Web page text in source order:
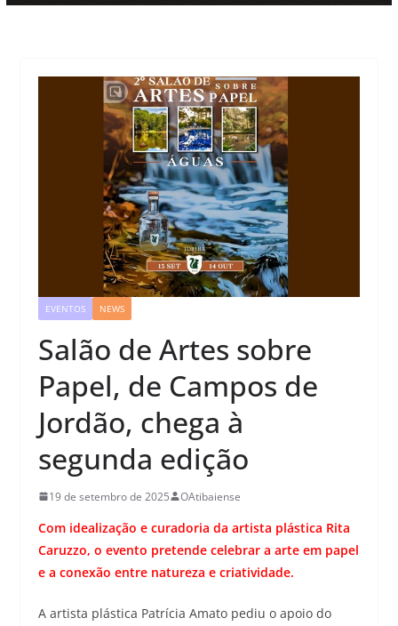
EVENTOS NEWS
Salão de Artes sobre
Papel, de Campos de
Jordão, chega à
segunda edição
19 de setembro de 2025 OAtibaiense
Com idealização e curadoria da artista plástica Rita
Caruzzo, o evento pretende celebrar a arte em papel
e a conexão entre natureza e criatividade.
A artista plástica Patrícia Amato pediu o apoio do